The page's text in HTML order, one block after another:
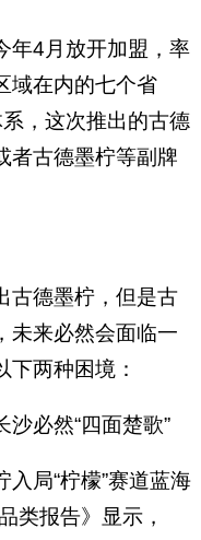
年4月放开加盟，率
域在内的七个省
，这次推出的古德
者古德墨柠等副牌
古德墨柠，但是古
未来必然会面临一
两种困境：
必然“四面楚歌”
局“柠檬”赛道蓝海
类报告》显示，